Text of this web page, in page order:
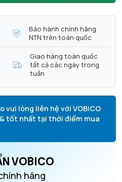
Bảo hành chính hãng
NTN trên toàn quốc
Giao hàng toàn quốc
tất cả các ngày trong
tuần
vui lòng liên hệ với VOBICO
tốt nhất tại thời điểm mua
VOBICO
hãng